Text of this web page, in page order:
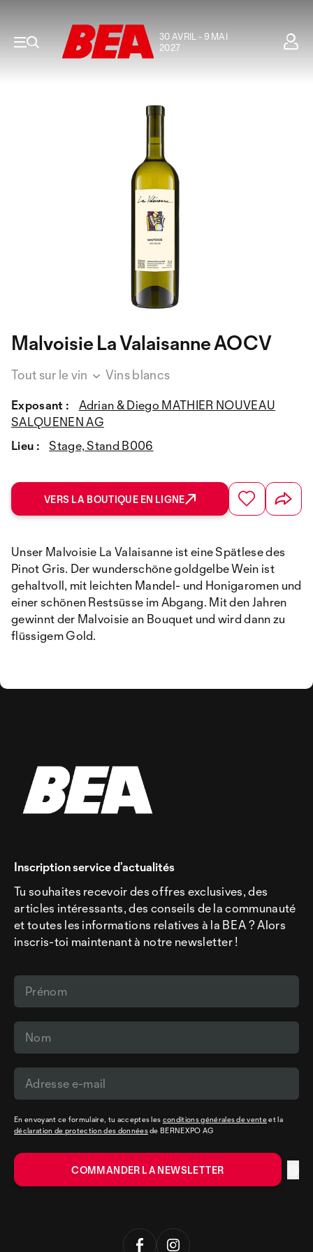
30 AVRIL - 9 MAI
2027
Malvoisie La Valaisanne AOCV
Tout sur le vin Vins blancs
Exposant :
Adrian & Diego MATHIER NOUVEAU
SALQUENEN AG
Lieu :
Stage, Stand B006
VERS LA BOUTIQUE EN LIGNE
Unser Malvoisie La Valaisanne ist eine Spätlese des
Pinot Gris. Der wunderschöne goldgelbe Wein ist
gehaltvoll, mit leichten Mandel- und Honigaromen und
einer schönen Restsüsse im Abgang. Mit den Jahren
gewinnt der Malvoisie an Bouquet und wird dann zu
flüssigem Gold.
Inscription service d’actualités
Tu souhaites recevoir des offres exclusives, des
articles intéressants, des conseils de la communauté
et toutes les informations relatives à la BEA ? Alors
inscris-toi maintenant à notre newsletter !
En envoyant ce formulaire, tu acceptes les conditions générales de venteet la
déclaration de protection des donnéesde BERNEXPO AG